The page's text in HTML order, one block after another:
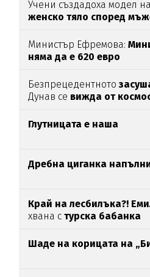
Учени създадоха модел на
женско тяло според
Министър Ефремова:
няма да е 620 евро
Безпрецедентното
Дунав се вижда от
Глутницата е наша
Дребна циганка
Край на лесбилъка?!
хвана с турска бабанка
Шаде на корицата на